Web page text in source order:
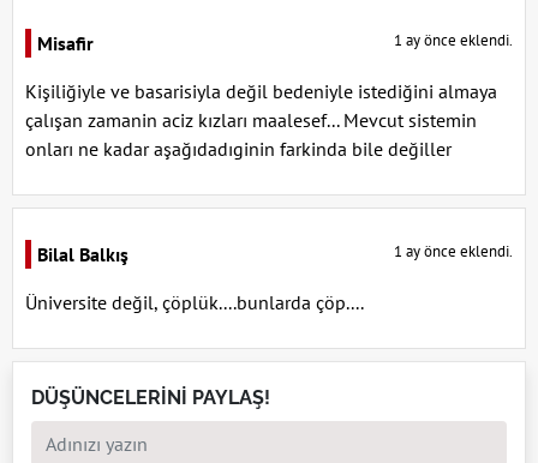
Misafir 1 ay önce eklendi.
Kişiliğiyle ve basarisiyla değil bedeniyle istediğini almaya
çalışan zamanin aciz kızları maalesef... Mevcut sistemin
onları ne kadar aşağıdadıginin farkinda bile değiller
Bilal Balkış 1 ay önce eklendi.
Üniversite değil, çöplük....bunlarda çöp....
DÜŞÜNCELERİNİ PAYLAŞ!